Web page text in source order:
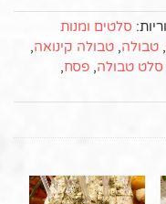
סלטים ומנות
, טבולה, טבולה קינואה,
סלט טבולה, פסח,